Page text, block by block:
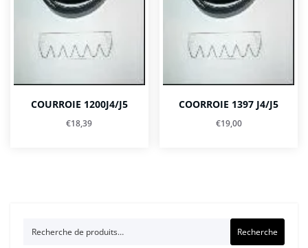
COURROIE 1200J4/J5
€18,39
COORROIE 1397 J4/J5
€19,00
Recherche